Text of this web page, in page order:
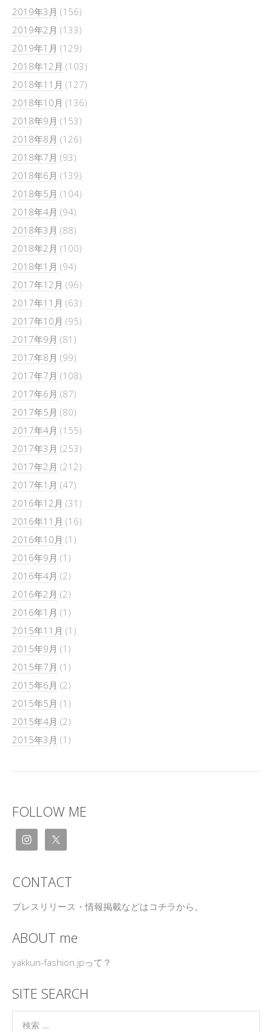
2019年3月 (156)
2019年2月 (133)
2019年1月 (129)
2018年12月 (103)
2018年11月 (127)
2018年10月 (136)
2018年9月 (153)
2018年8月 (126)
2018年7月 (93)
2018年6月 (139)
2018年5月 (104)
2018年4月 (94)
2018年3月 (88)
2018年2月 (100)
2018年1月 (94)
2017年12月 (96)
2017年11月 (63)
2017年10月 (95)
2017年9月 (81)
2017年8月 (99)
2017年7月 (108)
2017年6月 (87)
2017年5月 (80)
2017年4月 (155)
2017年3月 (253)
2017年2月 (212)
2017年1月 (47)
2016年12月 (31)
2016年11月 (16)
2016年10月 (1)
2016年9月 (1)
2016年4月 (2)
2016年2月 (2)
2016年1月 (1)
2015年11月 (1)
2015年9月 (1)
2015年7月 (1)
2015年6月 (2)
2015年5月 (1)
2015年4月 (2)
2015年3月 (1)
FOLLOW ME
CONTACT
プレスリリース・情報掲載などはコチラから。
ABOUT me
yakkun-fashion.jpって？
SITE SEARCH